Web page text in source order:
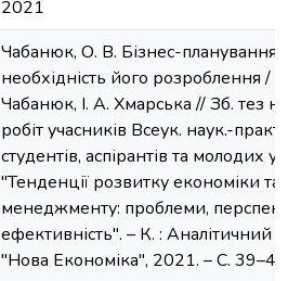
2021
Чабанюк, О. В. Бізнес-планування
необхідність його розроблення /
Чабанюк, І. А. Хмарська // Зб. тез
робіт учасників Всеук. наук.-
студентів, аспірантів та молодих
"Тенденції розвитку економіки та
менеджменту: проблеми,
ефективність". – К. : Аналітичний
"Нова Економіка", 2021. – С.